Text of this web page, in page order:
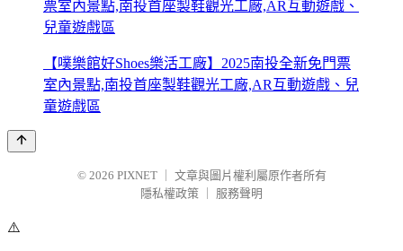
【噗樂館好Shoes樂活工廠】2025南投全新免門票
室內景點,南投首座製鞋觀光工廠,AR互動遊戲、兒
童遊戲區
© 2026 PIXNET
文章與圖片權利屬原作者所有
隱私權政策
服務聲明
⚠️